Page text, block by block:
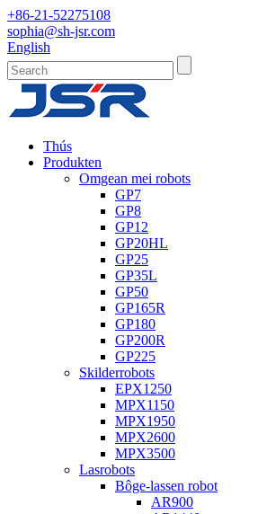
+86-21-52275108
sophia@sh-jsr.com
English
Thús
Produkten
Omgean mei robots
GP7
GP8
GP12
GP20HL
GP25
GP35L
GP50
GP165R
GP180
GP200R
GP225
Skilderrobots
EPX1250
MPX1150
MPX1950
MPX2600
MPX3500
Lasrobots
Bôge-lassen robot
AR900